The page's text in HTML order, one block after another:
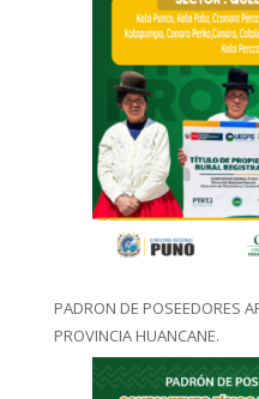
PADRON DE POSEEDORES
PROVINCIA HUANCANE.